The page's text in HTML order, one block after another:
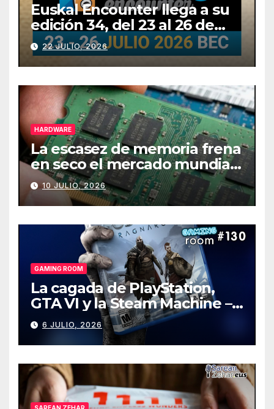
Euskal Encounter llega a su
edición 34, del 23 al 26 de
julio
22 JULIO, 2026
HARDWARE
La escasez de memoria frena
en seco el mercado mundial
de PCs
10 JULIO, 2026
GAMING ROOM
La cagada de PlayStation,
GTA VI y la Steam Machine –
Gaming Room #130
6 JULIO, 2026